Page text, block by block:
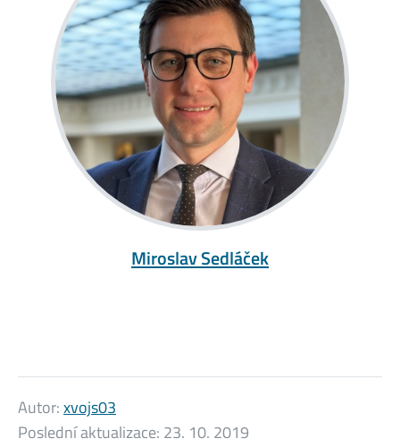
Miroslav Sedláček
Autor:xvojs03
Poslední aktualizace: 23. 10. 2019